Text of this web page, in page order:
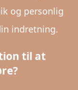
og personlig
indretning.
til at